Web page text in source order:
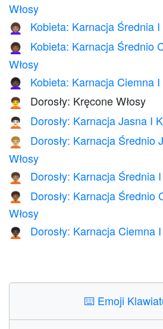
Włosy
👩🏽‍🦱 Kobieta: Karnacja Średnia
👩🏾‍🦱
Kobieta: Karnacja Średnio
Włosy
👩🏿‍🦱 Kobieta: Karnacja Ciemna
🧑‍🦱 Dorosły: Kręcone Włosy
🧑🏻‍🦱 Dorosły: Karnacja Jasna I
🧑🏼‍🦱
Dorosły: Karnacja Średnio
Włosy
🧑🏽‍🦱 Dorosły: Karnacja Średnia
🧑🏾‍🦱
Dorosły: Karnacja Średnio
Włosy
🧑🏿‍🦱 Dorosły: Karnacja Ciemna
⌨️ Emoji